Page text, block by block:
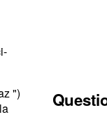
")